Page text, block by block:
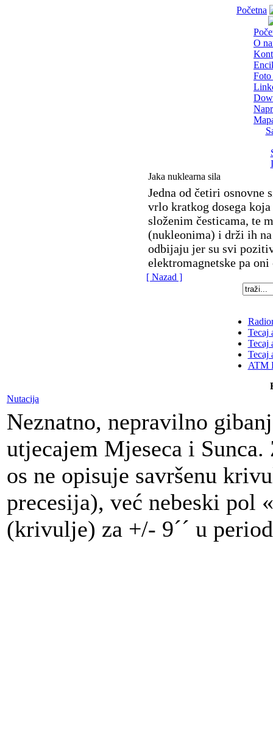
Početna
O
Foto
Jaka nuklearna sila
Jedna od četiri osnovne
vrlo kratkog dosega
složenim česticama, te
(nukleonima) i drži ih
odbijaju jer su svi
elektromagnetske pa
[ Nazad ]
Tecaj
Tecaj
Tecaj
ATM
Nutacija
Neznatno, nepravilno
utjecajem Mjeseca i
os ne opisuje savršenu
precesija), već nebeski pol
(krivulje) za +/- 9´´ u